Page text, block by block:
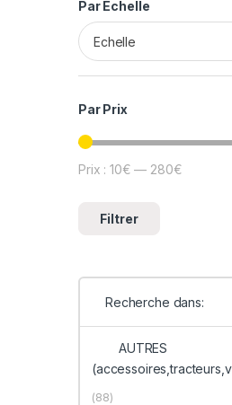
Par Échelle
Echelle
Par Prix
Prix min
Prix max
Filtrer
Prix :10€ — 280€
Recherche dans:
AUTRES
(88)